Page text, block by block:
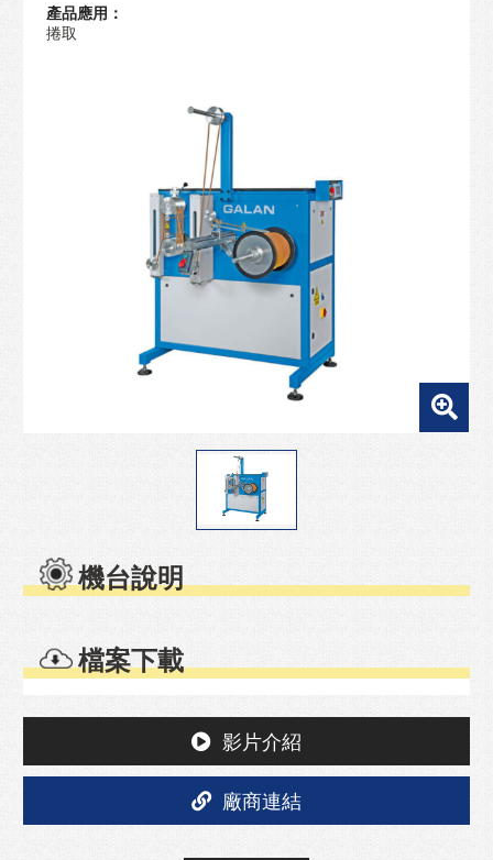
產品應用：
捲取
機台說明
檔案下載
影片介紹
廠商連結